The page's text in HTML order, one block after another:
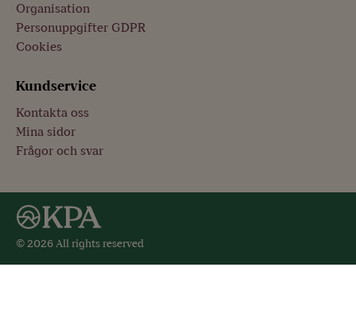
Organisation
Personuppgifter GDPR
Cookies
Kundservice
Kontakta oss
Mina sidor
Frågor och svar
© 2026 All rights reserved